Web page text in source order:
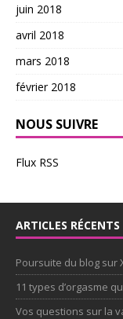
juin 2018
avril 2018
mars 2018
février 2018
NOUS SUIVRE
Flux RSS
ARTICLES RÉCENTS
Poursuite du blog sur
11 types d’orgasme
Vos questions sur la